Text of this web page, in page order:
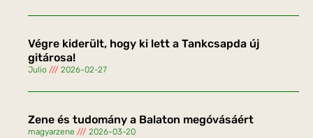
Végre kiderült, hogy ki lett a Tankcsapda új
gitárosa!
Julio 2026-02-27
Zene és tudomány a Balaton megóvásáért
magyarzene 2026-03-20